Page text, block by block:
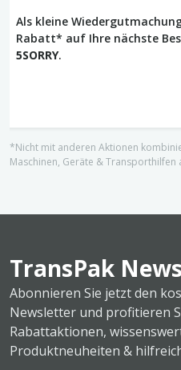
Als kleine
Rabatt* auf Ihre nächste
5SORRY.
*Nicht mit anderen Aktionen
Maschinen, Geräte & Transporthilfen
TransPak
Abonnieren Sie jetzt den
Newsletter und profitieren
Rabattaktionen,
Produktneuheiten &